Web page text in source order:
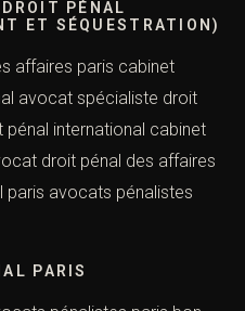
en droit pénal du
en droit pénal paris
PÉNAL
ET
affaires paris cabinet
avocat spécialiste droit
international cabinet